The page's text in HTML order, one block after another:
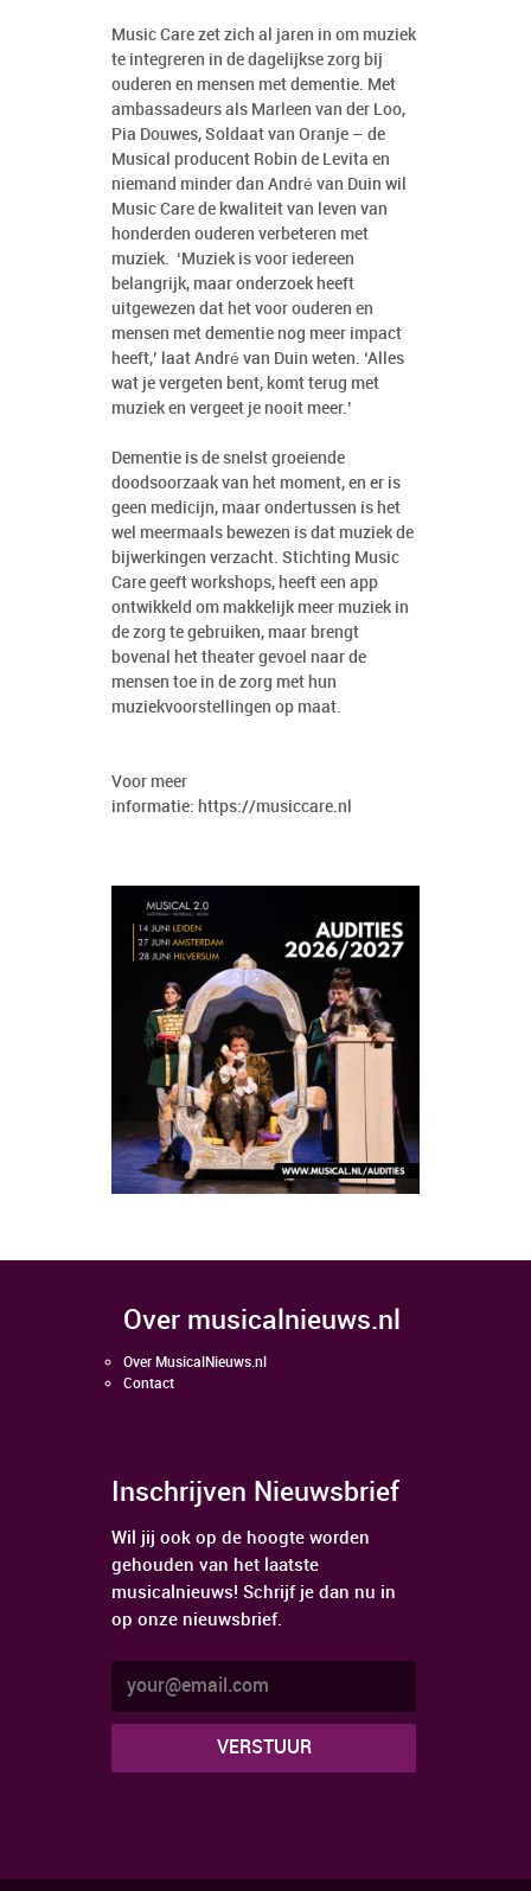
Music Care zet zich al jaren in om muziek
te integreren in de dagelijkse zorg bij
ouderen en mensen met dementie. Met
ambassadeurs als Marleen van der Loo,
Pia Douwes, Soldaat van Oranje – de
Musical producent Robin de Levita en
niemand minder dan André van Duin wil
Music Care de kwaliteit van leven van
honderden ouderen verbeteren met
muziek. ‘Muziek is voor iedereen
belangrijk, maar onderzoek heeft
uitgewezen dat het voor ouderen en
mensen met dementie nog meer impact
heeft,’ laat André van Duin weten. ‘Alles
wat je vergeten bent, komt terug met
muziek en vergeet je nooit meer.’
Dementie is de snelst groeiende
doodsoorzaak van het moment, en er is
geen medicijn, maar ondertussen is het
wel meermaals bewezen is dat muziek de
bijwerkingen verzacht. Stichting Music
Care geeft workshops, heeft een app
ontwikkeld om makkelijk meer muziek in
de zorg te gebruiken, maar brengt
bovenal het theater gevoel naar de
mensen toe in de zorg met hun
muziekvoorstellingen op maat.
Voor meer
informatie: https://musiccare.nl
over musicalnieuws.nl
Over MusicalNieuws.nl
Contact
Inschrijven Nieuwsbrief
Wil jij ook op de hoogte worden
gehouden van het laatste
musicalnieuws! Schrijf je dan nu in
op onze nieuwsbrief.